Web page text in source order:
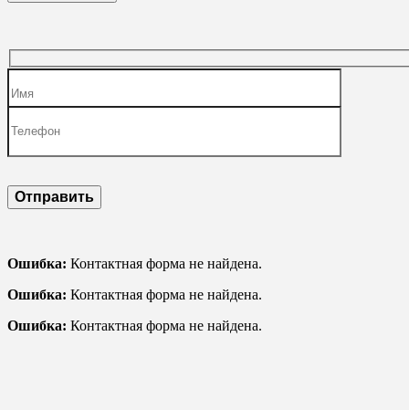
Ошибка: Контактная форма не найдена.
Ошибка: Контактная форма не найдена.
Ошибка: Контактная форма не найдена.